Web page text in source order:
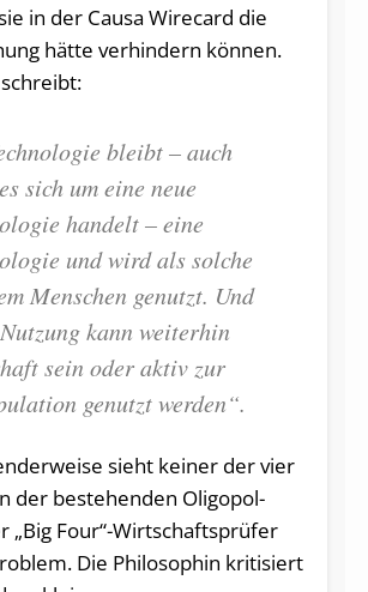
in der Causa Wirecard die
hätte verhindern können.
bleibt – auch
sich um eine neue
handelt – eine
und wird als solche
Menschen genutzt. Und
kann weiterhin
sein oder aktiv zur
genutzt werden“.
sieht keiner der vier
der bestehenden Oligopol-
„Big Four“-Wirtschaftsprüfer
Die Philosophin kritisiert